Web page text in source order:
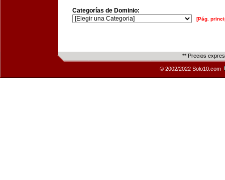
Categorías de Dominio:
[Pág.
** Precios
© 2002/2022 Solo10.com